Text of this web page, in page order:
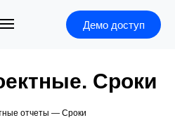
Демо доступ
Сроки
отчеты — Сроки